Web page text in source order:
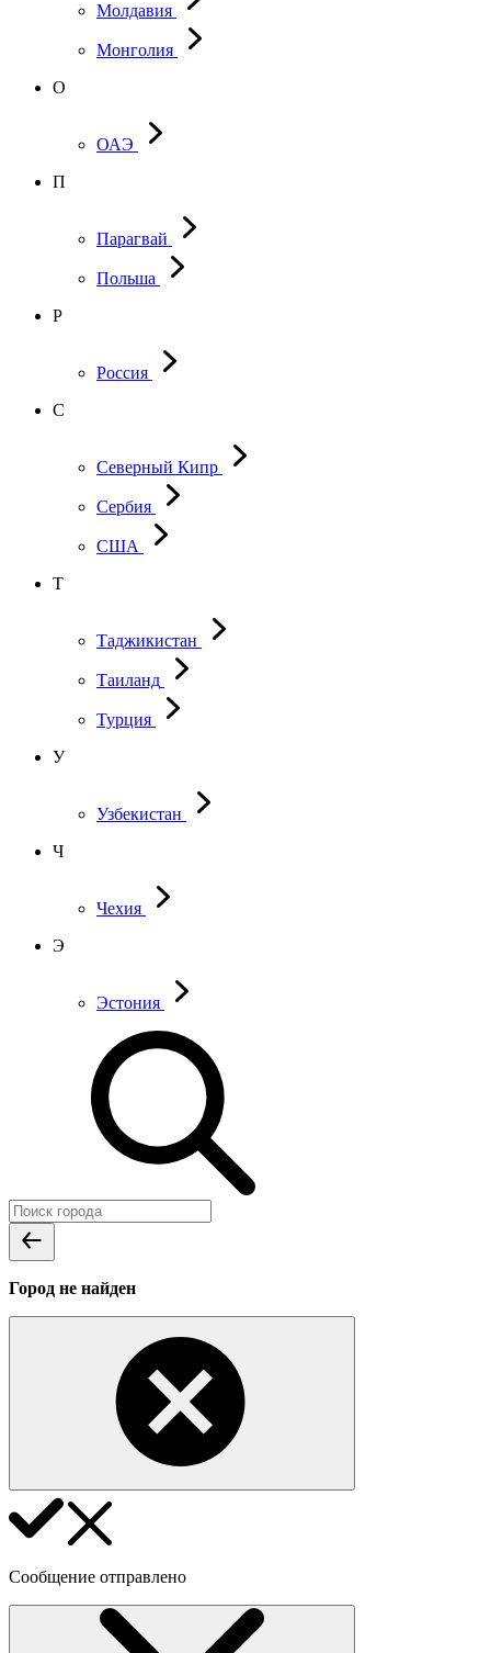
Молдавия
Монголия
О
ОАЭ
П
Парагвай
Польша
Р
Россия
С
Северный Кипр
Сербия
США
Т
Таджикистан
Таиланд
Турция
У
Узбекистан
Ч
Чехия
Э
Эстония
Город не найден
Сообщение отправлено